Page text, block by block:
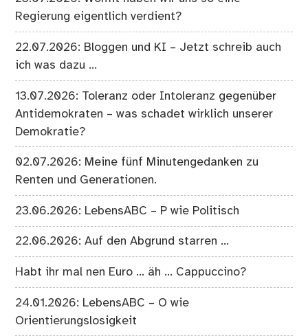
Regierung eigentlich verdient?
22.07.2026: Bloggen und KI – Jetzt schreib auch
ich was dazu …
13.07.2026: Toleranz oder Intoleranz gegenüber
Antidemokraten – was schadet wirklich unserer
Demokratie?
02.07.2026: Meine fünf Minutengedanken zu
Renten und Generationen.
23.06.2026: LebensABC – P wie Politisch
22.06.2026: Auf den Abgrund starren …
Habt ihr mal nen Euro … äh … Cappuccino?
24.01.2026: LebensABC – O wie
Orientierungslosigkeit